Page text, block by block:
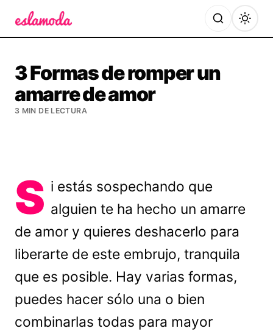
3 Formas de romper un
amarre de amor
3 MIN DE LECTURA
S i estás sospechando que
alguien te ha hecho un amarre
de amor y quieres deshacerlo para
liberarte de este embrujo, tranquila
que es posible. Hay varias formas,
puedes hacer sólo una o bien
combinarlas todas para mayor